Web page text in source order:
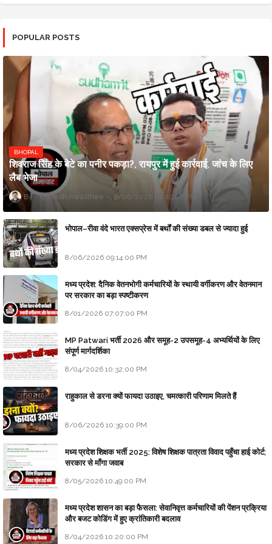
POPULAR POSTS
BHOPAL
शिवराज सिंह के बेटे का पनीर पकड़ा?, रायपुर में हुई कार्रवाई, जांच के लिए
लैब भेजा
Updesh Awasthee 8/06/2026 10:09:00 PM
भोपाल–रीवा वंदे भारत एक्सप्रेस में बर्थों की संख्या डबल से ज्यादा हुई
8/06/2026 09:14:00 PM
मध्य प्रदेश: दैनिक वेतनभोगी कर्मचारियों के स्थायी वर्गीकरण और वेतनमान
पर सरकार का बड़ा स्पष्टीकरण
8/01/2026 07:07:00 PM
MP Patwari भर्ती 2026 और समूह-2 उपसमूह-4 अभ्यर्थियों के लिए
संपूर्ण मार्गदर्शिका
8/04/2026 10:32:00 PM
राहुकाल से डरना क्यों फायदा उठाइए, चमत्कारी परिणाम मिलते हैं
8/06/2026 10:39:00 PM
मध्य प्रदेश शिक्षक भर्ती 2025: विशेष शिक्षक पात्रता विवाद पहुँचा हाई कोर्ट;
सरकार से माँगा जवाब
8/05/2026 10:49:00 PM
मध्य प्रदेश शासन का बड़ा फैसला: सेवानिवृत्त कर्मचारियों की पेंशन प्रक्रिया
और बजट कोडिंग में हुए क्रांतिकारी बदलाव
8/04/2026 10:20:00 PM